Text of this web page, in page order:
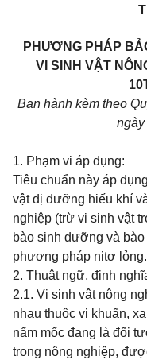
PHƯƠNG PHÁP
VI SINH VẬT
Ban hành kèm theo
ngày
1. Phạm vi áp dụng:
Tiêu chuẩn này áp
vật dị dưỡng hiếu khí
nghiệp (trừ vi sinh vật
bào sinh dưỡng và
phương pháp nitơ lỏng.
2. Thuật ngữ, định
2.1. Vi sinh vật nông
nhau thuộc vi khuẩn,
nấm mốc đang là đối
trong nông nghiệp,